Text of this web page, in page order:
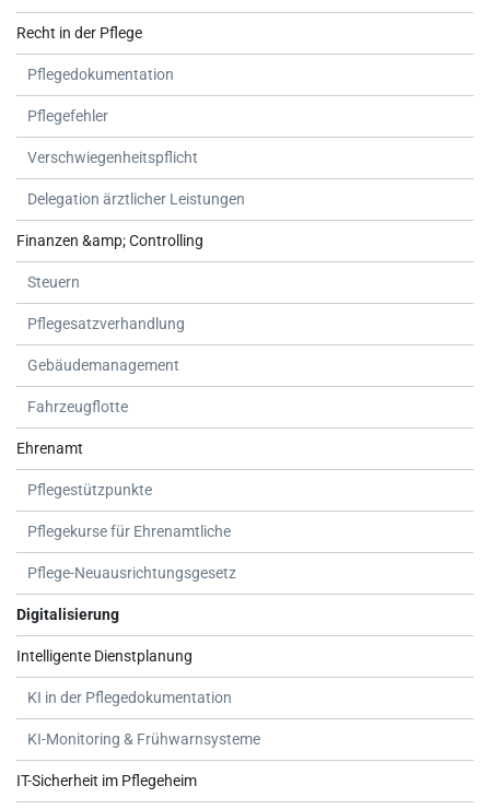
Recht in der Pflege
Pflegedokumentation
Pflegefehler
Verschwiegenheitspflicht
Delegation ärztlicher Leistungen
Finanzen &amp; Controlling
Steuern
Pflegesatzverhandlung
Gebäudemanagement
Fahrzeugflotte
Ehrenamt
Pflegestützpunkte
Pflegekurse für Ehrenamtliche
Pflege-Neuausrichtungsgesetz
Digitalisierung
Intelligente Dienstplanung
KI in der Pflegedokumentation
KI-Monitoring & Frühwarnsysteme
IT-Sicherheit im Pflegeheim